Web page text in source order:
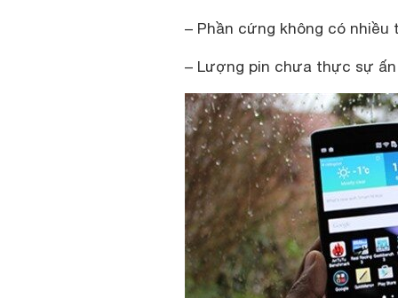
– Phần cứng không có
– Lượng pin chưa thực sự